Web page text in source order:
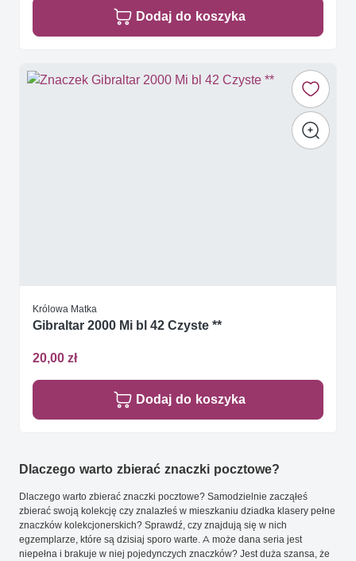
Dodaj do koszyka
Królowa Matka
Gibraltar 2000 Mi bl 42 Czyste **
20,00 zł
Dodaj do koszyka
Dlaczego warto zbierać znaczki pocztowe?
Dlaczego warto zbierać znaczki pocztowe? Samodzielnie zacząłeś
zbierać swoją kolekcję czy znalazłeś w mieszkaniu dziadka klasery pełne
znaczków kolekcjonerskich? Sprawdź, czy znajdują się w nich
egzemplarze, które są dzisiaj sporo warte. A może dana seria jest
niepełna i brakuje w niej pojedynczych znaczków? Jest duża szansa, że